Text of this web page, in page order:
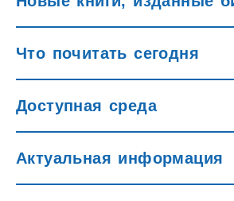
Что почитать сегодня
Доступная среда
Актуальная информация